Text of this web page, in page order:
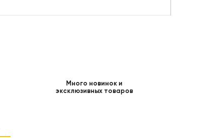
Много новинок и
эксклюзивных товаров